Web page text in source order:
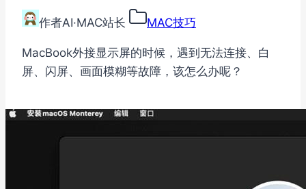
作者AI·MAC站长 MAC技巧
MacBook外接显示屏的时候，遇到无法连接、白
屏、闪屏、画面模糊等故障，该怎么办呢？